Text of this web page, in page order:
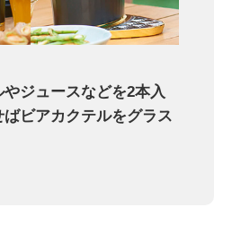
ジュースなどを2本入
ビアカクテルをグラス